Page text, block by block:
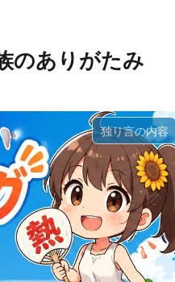
のありがたみ
独り言の内容